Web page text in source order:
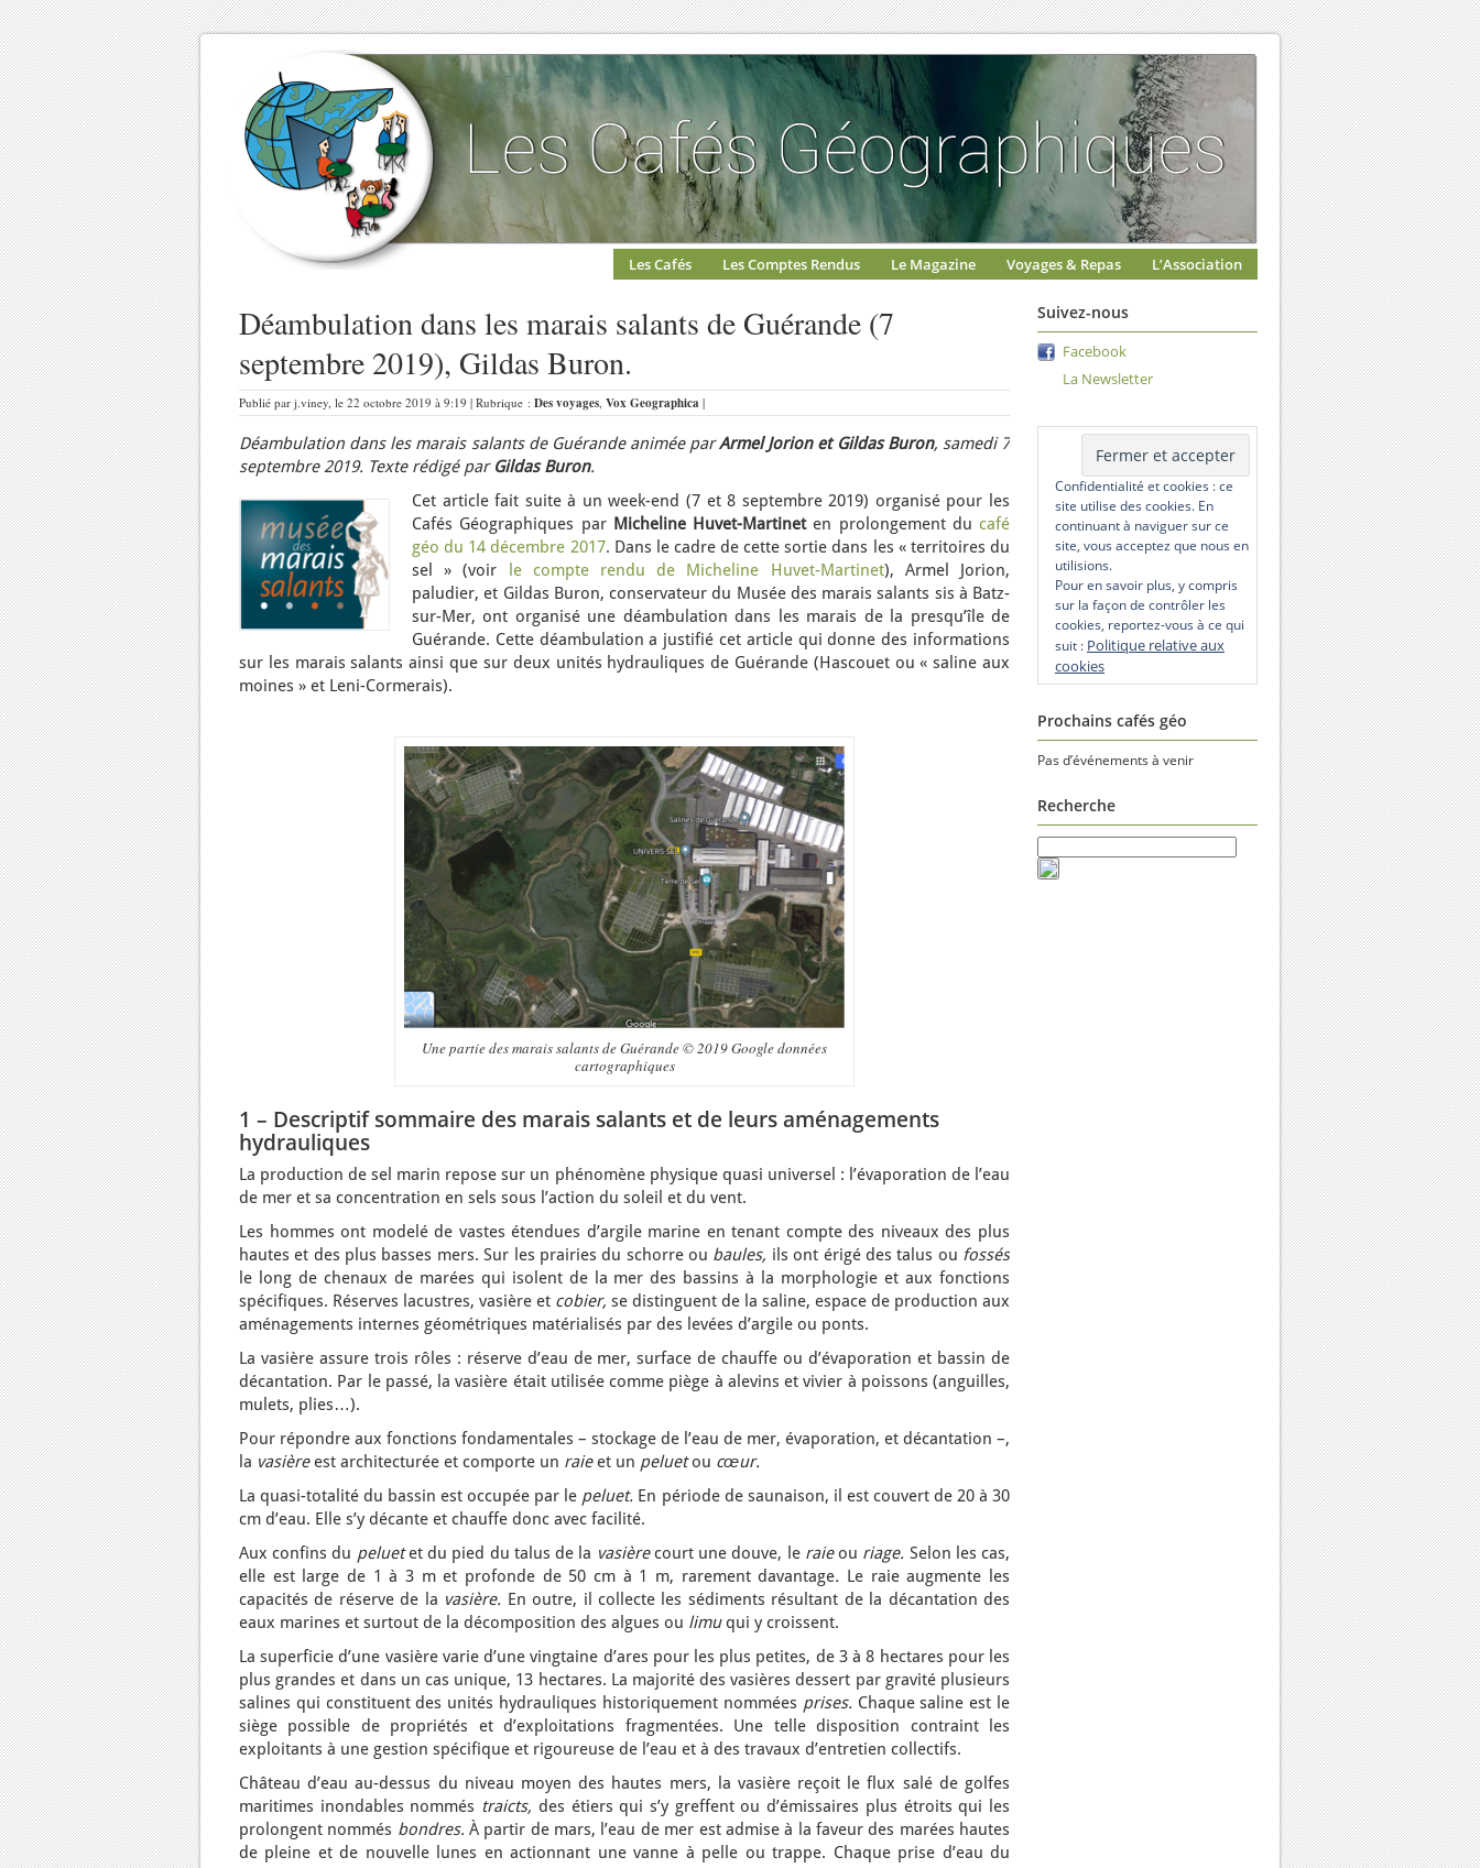
Les Cafés Les Comptes Rendus Le Magazine Voyages & Repas L’Association
Déambulation dans les marais salants de Guérande (7
septembre 2019), Gildas Buron.
Publié par j.viney, le 22 octobre 2019 à 9:19 | Rubrique : Des voyages, Vox Geographica |
Déambulation dans les marais salants de Guérande animée parArmel Jorion et Gildas Buron, samedi 7
septembre 2019. Texte rédigé par Gildas Buron.
Cet article fait suite à un week-end (7 et 8 septembre 2019) organisé pour les
Cafés Géographiques par Micheline Huvet-Martineten prolongement du café
géo du 14 décembre 2017. Dans le cadre de cette sortie dans les « territoires du
sel » (voir
le compte rendu de Micheline Huvet-Martinet), Armel Jorion,
paludier, et Gildas Buron, conservateur du Musée des marais salants sis à Batz-
sur-Mer, ont organisé une déambulation dans les marais de la presqu’île de
Guérande. Cette déambulation a justifié cet article qui donne des informations
sur les marais salants ainsi que sur deux unités hydrauliques de Guérande (Hascouet ou « saline aux
moines » et Leni-Cormerais).
Une partie des marais salants de Guérande © 2019 Google données
cartographiques
1 – Descriptif sommaire des marais salants et de leurs aménagements
hydrauliques
La production de sel marin repose sur un phénomène physique quasi universel : l’évaporation de l’eau
de mer et sa concentration en sels sous l’action du soleil et du vent.
Les hommes ont modelé de vastes étendues d’argile marine en tenant compte des niveaux des plus
hautes et des plus basses mers. Sur les prairies du schorre ou baules, ils ont érigé des talus ou fossés
le long de chenaux de marées qui isolent de la mer des bassins à la morphologie et aux fonctions
spécifiques. Réserves lacustres, vasière et cobier, se distinguent de la saline, espace de production aux
aménagements internes géométriques matérialisés par des levées d’argile ou ponts.
La vasière assure trois rôles : réserve d’eau de mer, surface de chauffe ou d’évaporation et bassin de
décantation. Par le passé, la vasière était utilisée comme piège à alevins et vivier à poissons (anguilles,
mulets, plies…).
Pour répondre aux fonctions fondamentales – stockage de l’eau de mer, évaporation, et décantation –,
la vasièreest architecturée et comporte un raieet un peluetou cœur.
La quasi-totalité du bassin est occupée par le peluet. En période de saunaison, il est couvert de 20 à 30
cm d’eau. Elle s’y décante et chauffe donc avec facilité.
Aux confins du peluetet du pied du talus de la vasièrecourt une douve, le raieou riage. Selon les cas,
elle est large de 1 à 3 m et profonde de 50 cm à 1 m, rarement davantage. Le raie augmente les
capacités de réserve de la vasière. En outre, il collecte les sédiments résultant de la décantation des
eaux marines et surtout de la décomposition des algues ou limuqui y croissent.
La superficie d’une vasière varie d’une vingtaine d’ares pour les plus petites, de 3 à 8 hectares pour les
plus grandes et dans un cas unique, 13 hectares. La majorité des vasières dessert par gravité plusieurs
salines qui constituent des unités hydrauliques historiquement nommées prises. Chaque saline est le
siège possible de propriétés et d’exploitations fragmentées. Une telle disposition contraint les
exploitants à une gestion spécifique et rigoureuse de l’eau et à des travaux d’entretien collectifs.
Château d’eau au-dessus du niveau moyen des hautes mers, la vasière reçoit le flux salé de golfes
maritimes inondables nommés traicts, des étiers qui s’y greffent ou d’émissaires plus étroits qui les
prolongent nommés bondres. À partir de mars, l’eau de mer est admise à la faveur des marées hautes
de pleine et de nouvelle lunes en actionnant une vanne à pelle ou trappe. Chaque prise d’eau du
Suivez-nous
Facebook
La Newsletter
Confidentialité et cookies : ce
site utilise des cookies. En
continuant à naviguer sur ce
site, vous acceptez que nous en
utilisions.
Pour en savoir plus, y compris
sur la façon de contrôler les
cookies, reportez-vous à ce qui
suit : Politique relative aux
cookies
Prochains cafés géo
Pas d’événements à venir
Recherche